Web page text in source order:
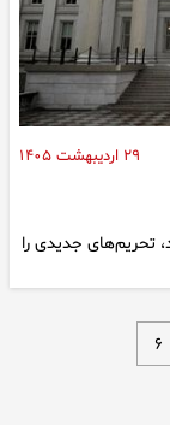
۲۹ اردیبهشت ۱۴۰۵
تحریم‌های جدیدی را
۶